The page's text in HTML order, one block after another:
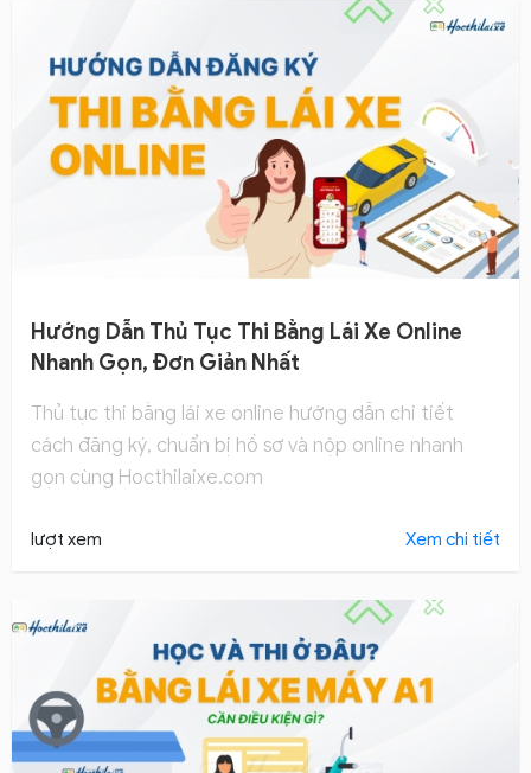
Hướng Dẫn Thủ Tục Thi Bằng Lái Xe Online
Nhanh Gọn, Đơn Giản Nhất
Thủ tục thi bằng lái xe online hướng dẫn chi tiết
cách đăng ký, chuẩn bị hồ sơ và nộp online nhanh
gọn cùng Hocthilaixe.com
lượt xem Xem chi tiết